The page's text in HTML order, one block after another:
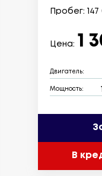
Пробег: 147
Цена: 1
Двигатель:
Мощность:
В